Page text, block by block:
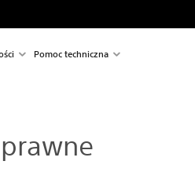
Pomoc techniczna